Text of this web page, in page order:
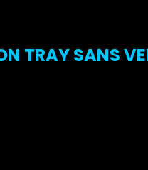
TRAY SANS